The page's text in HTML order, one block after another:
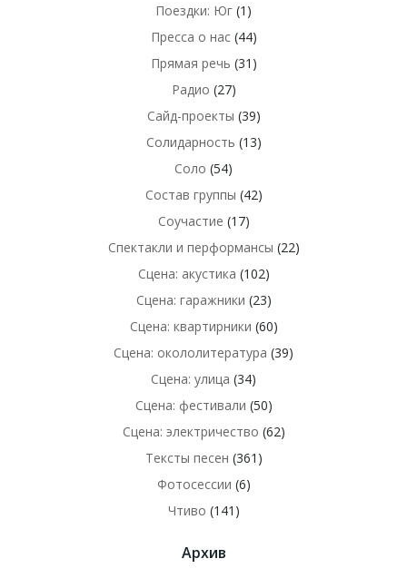
Поездки: Юг (1)
Пресса о нас(44)
Прямая речь (31)
Радио (27)
Сайд-проекты (39)
Солидарность (13)
Соло (54)
Состав группы (42)
Соучастие (17)
Спектакли и перформансы (22)
Сцена: акустика (102)
Сцена: гаражники (23)
Сцена: квартирники (60)
Сцена: окололитература (39)
Сцена: улица (34)
Сцена: фестивали (50)
Сцена: электричество (62)
Тексты песен (361)
Фотосессии (6)
Чтиво (141)
Архив